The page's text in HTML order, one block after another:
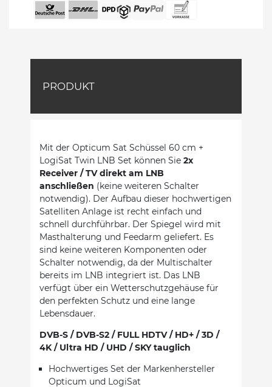
PRODUKT
Mit der Opticum Sat Schüssel 60 cm +
LogiSat Twin LNB Set können Sie 2x
Receiver / TV direkt am LNB
anschließen (keine weiteren Schalter
notwendig). Der Aufbau dieser hochwertigen
Satelliten Anlage ist recht einfach und
schnell durchführbar. Der Spiegel wird mit
Masthalterung und Feedarm geliefert. Es
sind keine weiteren Komponenten oder
Schalter notwendig, da der Multischalter
bereits im LNB integriert ist. Das LNB
verfügt über ein Wetterschutzgehäuse für
den perfekten Schutz und eine lange
Lebensdauer.
DVB-S / DVB-S2 / FULL HDTV / HD+ / 3D /
4K / Ultra HD / UHD / SKY tauglich
Hochwertiges Set der Markenhersteller
Opticum und LogiSat